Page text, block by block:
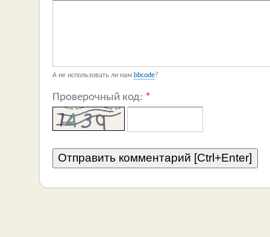
А не использовать ли нам bbcode?
Проверочный код: *